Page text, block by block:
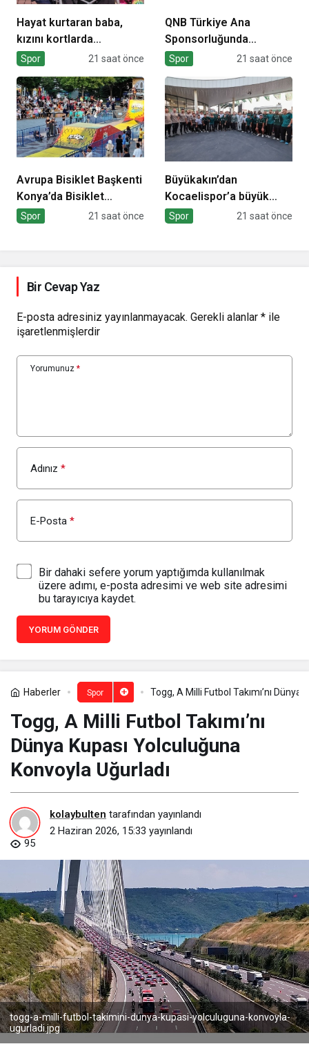
Hayat kurtaran baba,
kızını kortlarda
şampiyonluğa hazırlıyor
Spor 21 saat önce
QNB Türkiye Ana
Sponsorluğunda
Türkiye’nin İlk Padel
Başlıyor
Spor 21 saat önce
Avrupa Bisiklet Başkenti
Konya’da Bisiklet
Festivali Heyecanı
Spor 21 saat önce
Büyükakın’dan
Kocaelispor’a büyük
moral
Spor 21 saat önce
Bir Cevap Yaz
E-posta adresiniz yayınlanmayacak. Gerekli alanlar * ile
işaretlenmişlerdir
Yorumunuz *
Adınız *
E-Posta *
Bir dahaki sefere yorum yaptığımda kullanılmak
üzere adımı, e-posta adresimi ve web site adresimi
bu tarayıcıya kaydet.
YORUM GÖNDER
Haberler Spor Togg, A Milli Futbol Takımı’nı
Togg, A Milli Futbol Takımı’nı
Dünya Kupası Yolculuğuna
Konvoyla Uğurladı
kolaybulten tarafından yayınlandı
2 Haziran 2026, 15:33 yayınlandı
95
togg-a-milli-futbol-takimini-dunya-kupasi-yolculuguna-konvoyla-
ugurladi.jpg